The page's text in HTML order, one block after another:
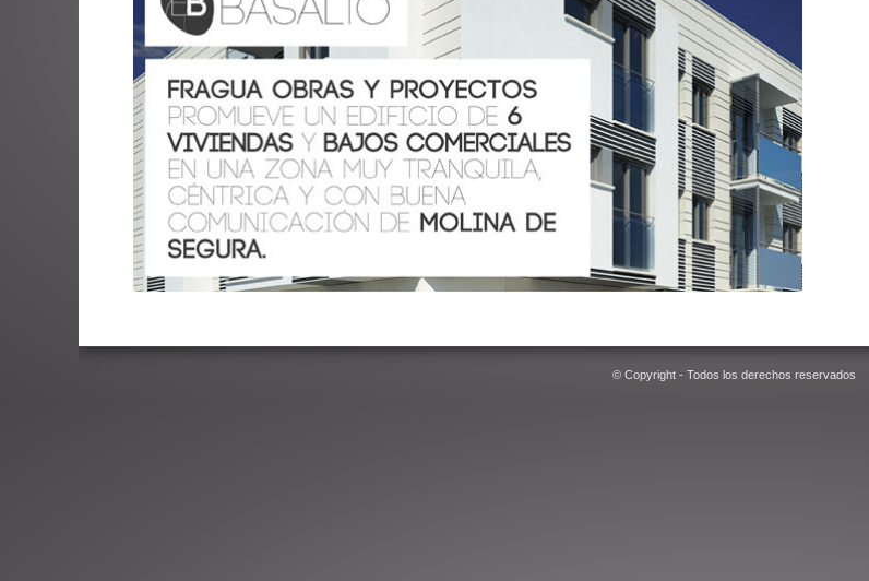
© Copyright - Todos los derechos reservados